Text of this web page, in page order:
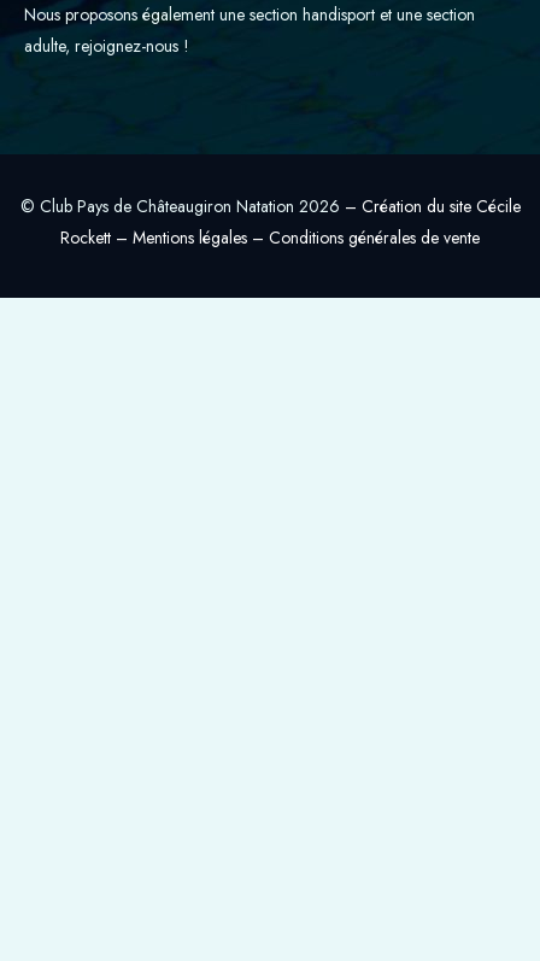
Nous proposons également une section handisport et une section
adulte, rejoignez-nous !
© Club Pays de Châteaugiron Natation 2026 – Création du site Cécile
Rockett – Mentions légales – Conditions générales de vente